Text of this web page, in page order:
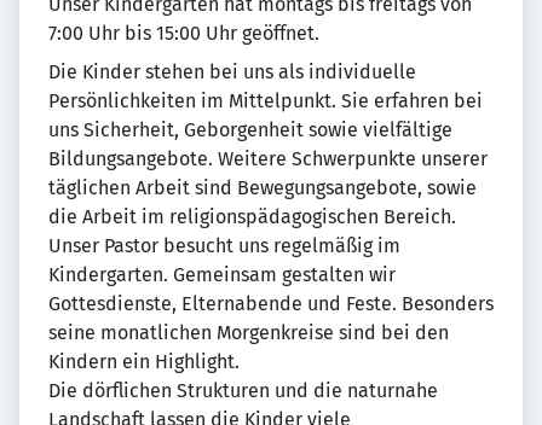
7:00 Uhr bis 15:00 Uhr geöffnet.
Die Kinder stehen bei uns als individuelle
Persönlichkeiten im Mittelpunkt. Sie erfahren bei
uns Sicherheit, Geborgenheit sowie vielfältige
Bildungsangebote. Weitere Schwerpunkte unserer
täglichen Arbeit sind Bewegungsangebote, sowie
die Arbeit im religionspädagogischen Bereich.
Unser Pastor besucht uns regelmäßig im
Kindergarten. Gemeinsam gestalten wir
Gottesdienste, Elternabende und Feste. Besonders
seine monatlichen Morgenkreise sind bei den
Kindern ein Highlight.
Die dörflichen Strukturen und die naturnahe
Landschaft lassen die Kinder viele